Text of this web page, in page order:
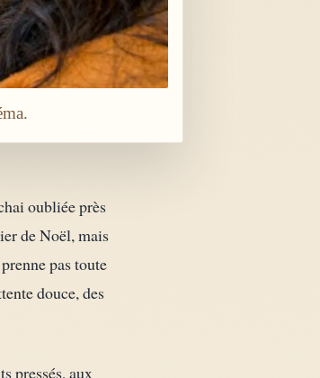
oubliée près
de Noël, mais
pas toute
douce, des
pressés, aux